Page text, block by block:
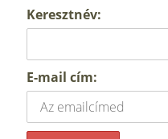
Keresztnév:
E-mail cím: